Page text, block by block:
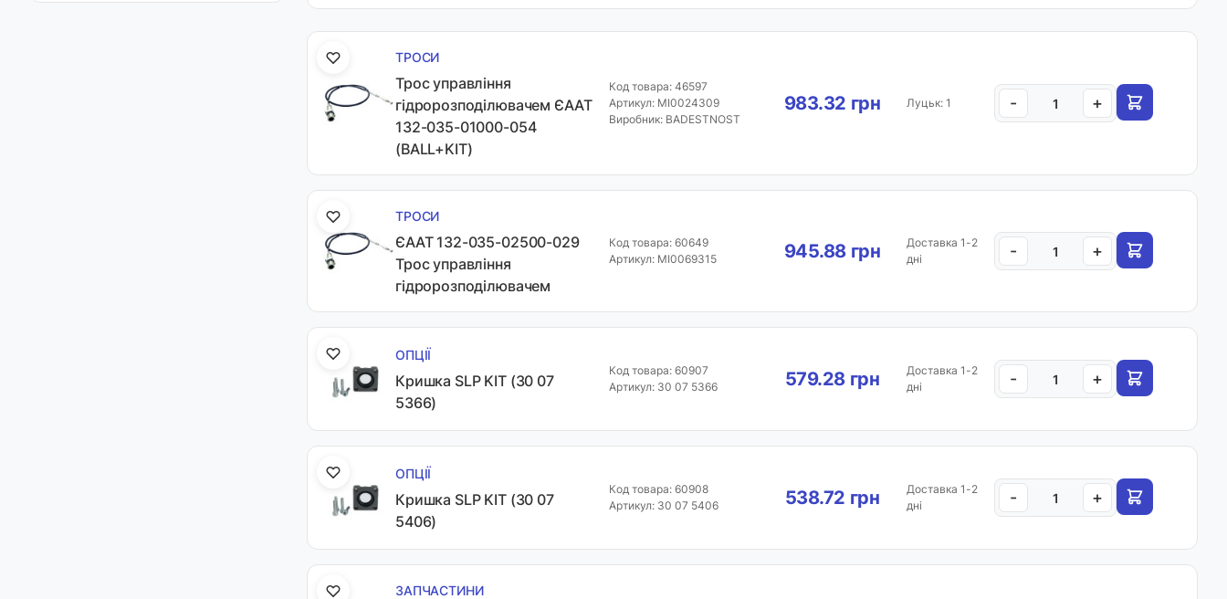
ТРОСИ
Трос управління
гідророзподілювачем ЄААТ
132-035-01000-054
(BALL+KIT)
Код товара: 46597
Артикул: MI0024309
Виробник: BADESTNOST
983.32 грн Луцьк: 1 - +
ТРОСИ
ЄААТ 132-035-02500-029
Трос управління
гідророзподілювачем
Код товара: 60649
Артикул: MI0069315
945.88 грн
Доставка 1-2
дні
- +
ОПЦІЇ
Кришка SLP KIT (30 07
5366)
Код товара: 60907
Артикул: 30 07 5366
579.28 грн
Доставка 1-2
дні
- +
ОПЦІЇ
Кришка SLP KIT (30 07
5406)
Код товара: 60908
Артикул: 30 07 5406
538.72 грн
Доставка 1-2
дні
- +
ЗАПЧАСТИНИ